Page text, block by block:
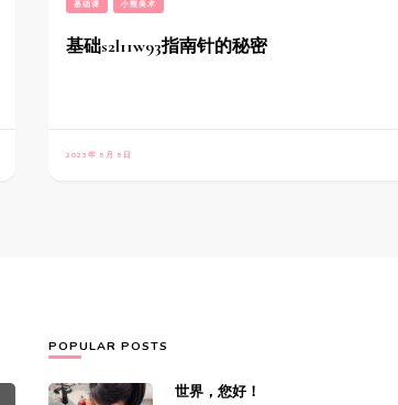
基础课 小熊美术
基础s2l11w93指南针的秘密
2023年 5月 5日
POPULAR POSTS
世界，您好！